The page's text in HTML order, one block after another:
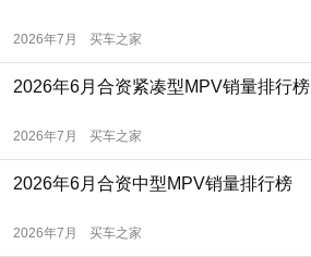
2026年7月 买车之家
2026年6月合资紧凑型MPV销量排行榜
2026年7月 买车之家
2026年6月合资中型MPV销量排行榜
2026年7月 买车之家